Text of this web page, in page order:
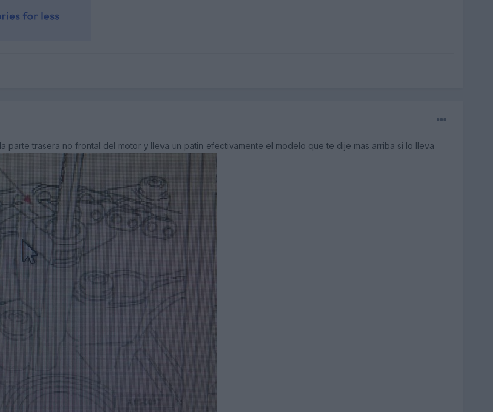
parte trasera no frontal del motor y lleva un patin efectivamente el modelo que te dije mas arriba si lo lleva